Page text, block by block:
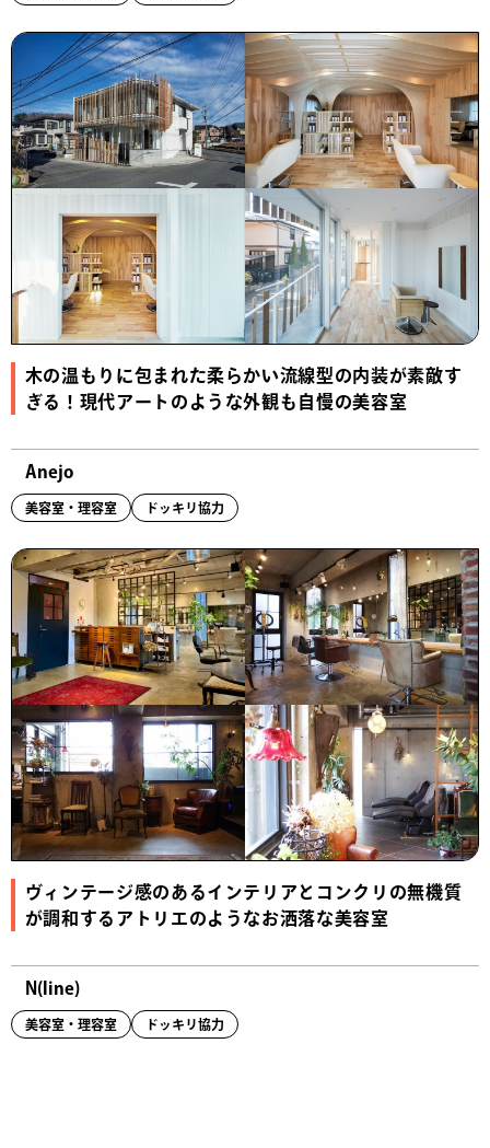
木の温もりに包まれた柔らかい流線型の内装が素敵す
ぎる！現代アートのような外観も自慢の美容室
Anejo
美容室・理容室 ドッキリ協力
ヴィンテージ感のあるインテリアとコンクリの無機質
が調和するアトリエのようなお洒落な美容室
N(line)
美容室・理容室 ドッキリ協力